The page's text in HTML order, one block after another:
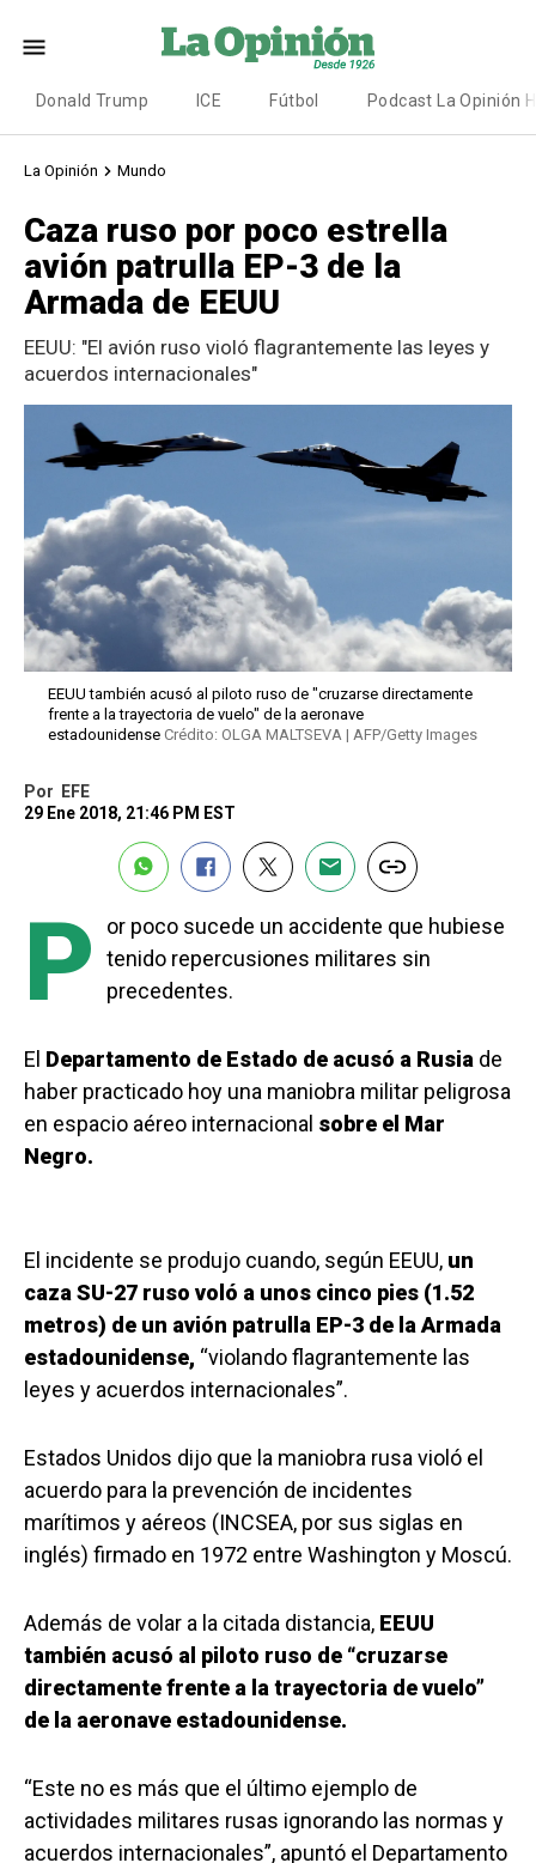
Donald Trump ICE Fútbol Podcast La Opinión
La Opinión Mundo
Caza ruso por poco estrella
avión patrulla EP-3 de la
Armada de EEUU
EEUU: "El avión ruso violó flagrantemente las leyes y
acuerdos internacionales"
EEUU también acusó al piloto ruso de "cruzarse directamente
frente a la trayectoria de vuelo" de la aeronave
estadounidense Crédito: OLGA MALTSEVA | AFP/Getty Images
Por EFE
29 Ene 2018, 21:46 PM EST
P
or poco sucede un accidente que hubiese
tenido repercusiones militares sin
precedentes.
El Departamento de Estado de acusó a Rusia de
haber practicado hoy una maniobra militar peligrosa
en espacio aéreo internacional sobre el Mar
Negro.
El incidente se produjo cuando, según EEUU, un
caza SU-27 ruso voló a unos cinco pies (1.52
metros) de un avión patrulla EP-3 de la Armada
estadounidense, “violando flagrantemente las
leyes y acuerdos internacionales”.
Estados Unidos dijo que la maniobra rusa violó el
acuerdo para la prevención de incidentes
marítimos y aéreos (INCSEA, por sus siglas en
inglés) firmado en 1972 entre Washington y Moscú.
Además de volar a la citada distancia, EEUU
también acusó al piloto ruso de “cruzarse
directamente frente a la trayectoria de vuelo”
de la aeronave estadounidense.
“Este no es más que el último ejemplo de
actividades militares rusas ignorando las normas y
acuerdos internacionales”, apuntó el Departamento